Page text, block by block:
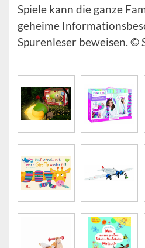
Spiele kann die ganze
geheime
Spurenleser beweisen. ©